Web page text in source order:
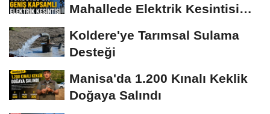
Mahallede Elektrik Kesintisi
Koldere'ye Tarımsal Sulama
Desteği
Manisa'da 1.200 Kınalı Keklik
Doğaya Salındı